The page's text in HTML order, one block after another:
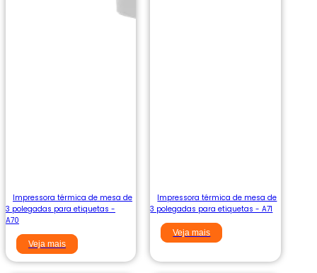
Impressora térmica de mesa de
3 polegadas para etiquetas -
A70
Veja mais
Impressora térmica de mesa de
3 polegadas para etiquetas - A71
Veja mais